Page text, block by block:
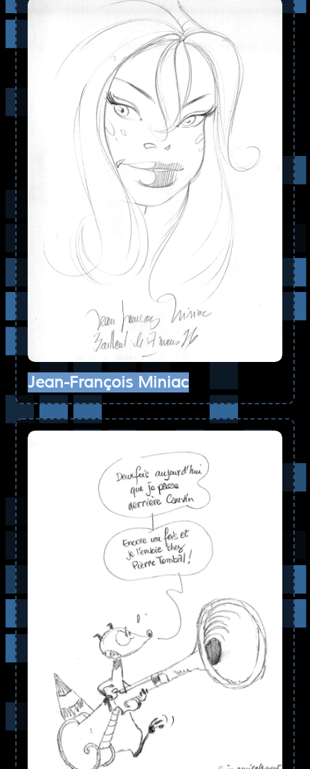
Jean-François Miniac